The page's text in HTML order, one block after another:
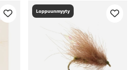
Loppuunmyyty